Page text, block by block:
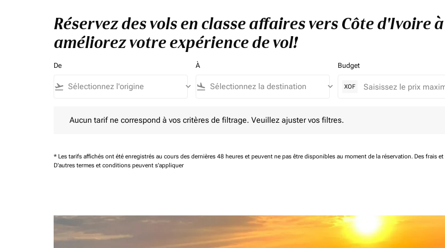
Réservez des vols en classe affaires vers Côte d'Ivoire
améliorez votre expérience de vol!
De
flight_takeoff keyboard_arrow_down
À
flight_land keyboard_arrow_down
Budget
XOF
Aucun tarif ne correspond à vos critères de filtrage. Veuillez ajuster vos filtres.
* Les tarifs affichés ont été enregistrés au cours des dernières 48 heures et peuvent ne pas être disponibles au moment de la réservation. Des frais
D'autres termes et conditions peuvent s'appliquer